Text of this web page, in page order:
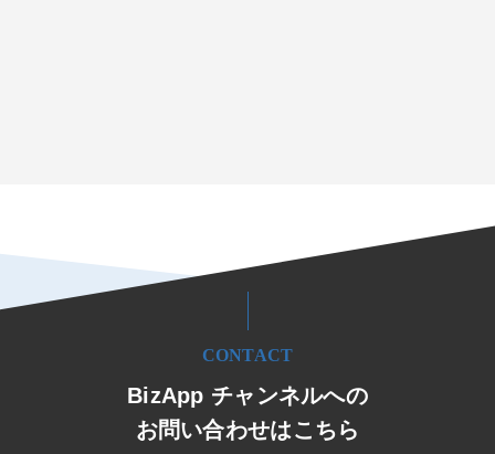
CONTACT
BizApp チャンネルへの
お問い合わせはこちら